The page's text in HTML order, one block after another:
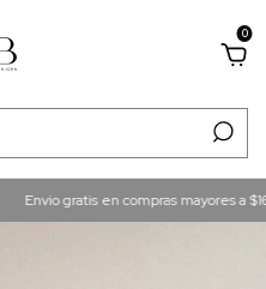
0
Envio gratis en compras mayores a